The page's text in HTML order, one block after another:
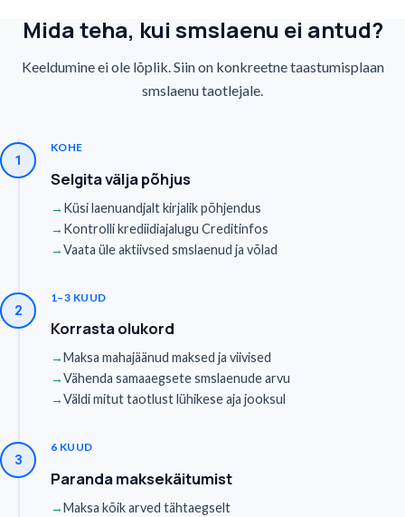
Mida teha, kui smslaenu ei antud?
Keeldumine ei ole lõplik. Siin on konkreetne taastumisplaan
smslaenu taotlejale.
1
KOHE
Selgita välja põhjus
→ Küsi laenuandjalt kirjalik põhjendus
→ Kontrolli krediidiajalugu Creditinfos
→Vaata üle aktiivsed smslaenud ja võlad
2
1–3 KUUD
Korrasta olukord
→Maksa mahajäänud maksed ja viivised
→Vähenda samaaegsete smslaenude arvu
→Väldi mitut taotlust lühikese aja jooksul
3
6 KUUD
Paranda maksekäitumist
→Maksa kõik arved tähtaegselt